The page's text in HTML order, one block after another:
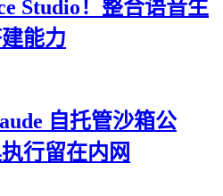
Studio！整合语音生
能力
自托管沙箱公
行留在内网